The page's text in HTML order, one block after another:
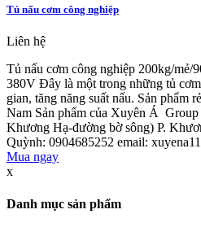
Tủ nấu cơm công nghiệp
Liên hệ
Tủ nấu cơm công nghiệp 200kg/mẻ/
380V Đây là một trong những tủ
gian, tăng năng suất nấu. Sản phẩm
Nam Sản phẩm của Xuyên Á
Khương Hạ-đường bờ sông) P.
Quỳnh: 0904685252 email:
Mua ngay
x
Danh mục sản phẩm